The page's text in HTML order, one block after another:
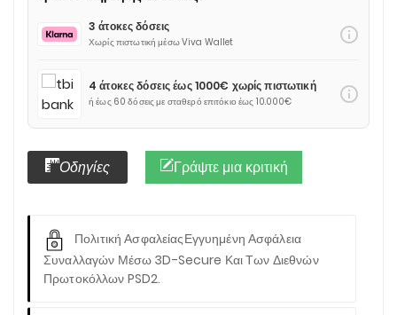
3 άτοκες δόσεις
Χωρίς πιστωτική μέσω Viva Wallet info_outline
4 άτοκες δόσεις έως 1000€ χωρίς πιστωτική
ή έως 60 δόσεις με σταθερό επιτόκιο έως 10.000€ info_outline
Οδηγίες Γράψτε μια κριτική
Πολιτική ΑσφαλείαςΕγγυημένη Ασφάλεια
Συναλλαγών Μέσω 3D-Secure Και Των Διεθνών
Πρωτοκόλλων PSD2.